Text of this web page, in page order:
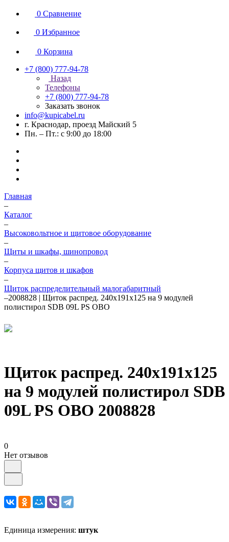
0 Сравнение
0 Избранное
0 Корзина
+7 (800) 777-94-78
Назад
Телефоны
+7 (800) 777-94-78
Заказать звонок
info@kupicabel.ru
г. Краснодар, проезд Майский 5
Пн. – Пт.: с 9:00 до 18:00
Главная
–
Каталог
–
Высоковольтное и щитовое оборудование
–
Щиты и шкафы, шинопровод
–
Корпуса щитов и шкафов
–
Щиток распределительный малогабаритный
–2008828 | Щиток распред. 240х191х125 на 9 модулей
полистирол SDB 09L PS OBO
Щиток распред. 240х191х125
на 9 модулей полистирол SDB
09L PS OBO 2008828
0
Нет отзывов
Единица измерения: штук